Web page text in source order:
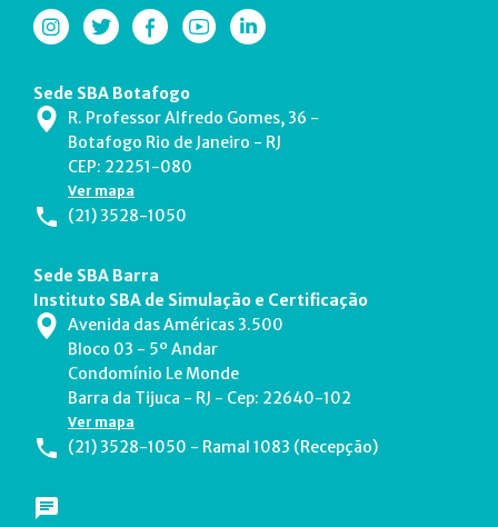
Sede SBA Botafogo
R. Professor Alfredo Gomes, 36 -
Botafogo Rio de Janeiro - RJ
CEP: 22251-080
Ver mapa
(21) 3528-1050
Sede SBA Barra
Instituto SBA de Simulação e Certificação
Avenida das Américas 3.500
Bloco 03 - 5º Andar
Condomínio Le Monde
Barra da Tijuca - RJ - Cep: 22640-102
Ver mapa
(21) 3528-1050 - Ramal 1083 (Recepção)